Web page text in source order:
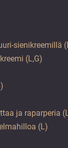
sienikreemillä
(L,G)
ja raparperia
(L)